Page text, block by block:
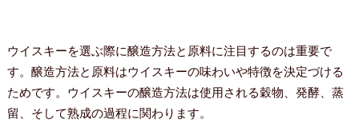
ウイスキーを選ぶ際に醸造方法と原料に注目するのは重要で
す。醸造方法と原料はウイスキーの味わいや特徴を決定づける
ためです。ウイスキーの醸造方法は使用される穀物、発酵、蒸
留、そして熟成の過程に関わります。